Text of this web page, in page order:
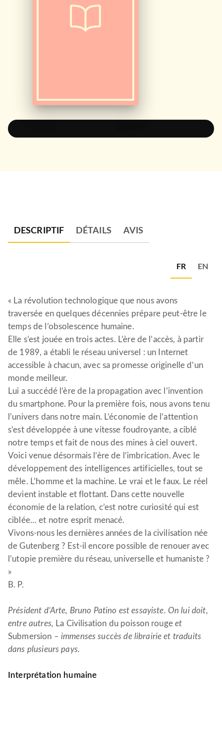
DESCRIPTIF DÉTAILS AVIS
FR EN
« La révolution technologique que nous avons
traversée en quelques décennies prépare peut-être le
temps de l’obsolescence humaine.
Elle s’est jouée en trois actes. L’ère de l’accès, à partir
de 1989, a établi le réseau universel : un Internet
accessible à chacun, avec sa promesse originelle d’un
monde meilleur.
Lui a succédé l’ère de la propagation avec l’invention
du smartphone. Pour la première fois, nous avons tenu
l’univers dans notre main. L’économie de l’attention
s’est développée à une vitesse foudroyante, a ciblé
notre temps et fait de nous des mines à ciel ouvert.
Voici venue désormais l’ère de l’imbrication. Avec le
développement des intelligences artificielles, tout se
mêle. L’homme et la machine. Le vrai et le faux. Le réel
devient instable et flottant. Dans cette nouvelle
économie de la relation, c’est notre curiosité qui est
ciblée… et notre esprit menacé.
Vivons-nous les dernières années de la civilisation née
de Gutenberg ? Est-il encore possible de renouer avec
l’utopie première du réseau, universelle et humaniste ?
»
B. P.
Président d’Arte, Bruno Patino est essayiste. On lui doit,
entre autres, La Civilisation du poisson rougeet
Submersion – immenses succès de librairie et traduits
dans plusieurs pays.
Interprétation humaine